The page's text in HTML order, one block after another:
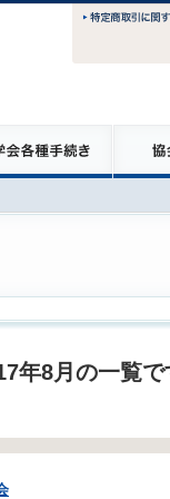
年8月の一覧で